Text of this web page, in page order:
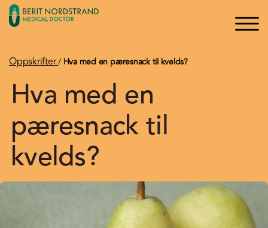
Søk ×
Bli medlem
Oppskrifter
Artikler
Kurs og Foredrag
Bøker
×
Oppskrifter/ Hva med en pæresnack til kvelds?
Hva med en
pæresnack til
kvelds?